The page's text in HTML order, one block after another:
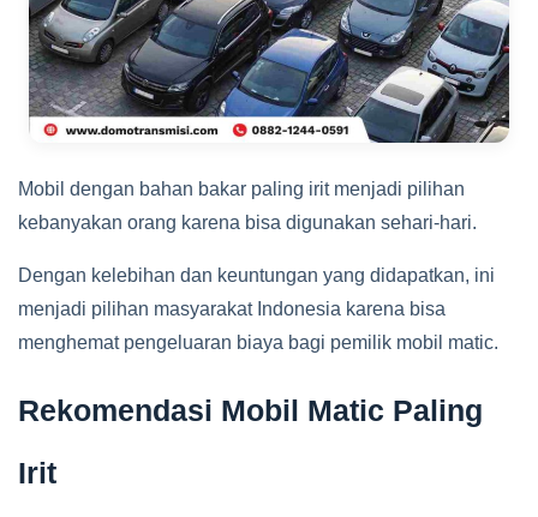
Mobil dengan bahan bakar paling irit menjadi pilihan
kebanyakan orang karena bisa digunakan sehari-hari.
Dengan kelebihan dan keuntungan yang didapatkan, ini
menjadi pilihan masyarakat Indonesia karena bisa
menghemat pengeluaran biaya bagi pemilik mobil matic.
Rekomendasi Mobil Matic Paling
Irit